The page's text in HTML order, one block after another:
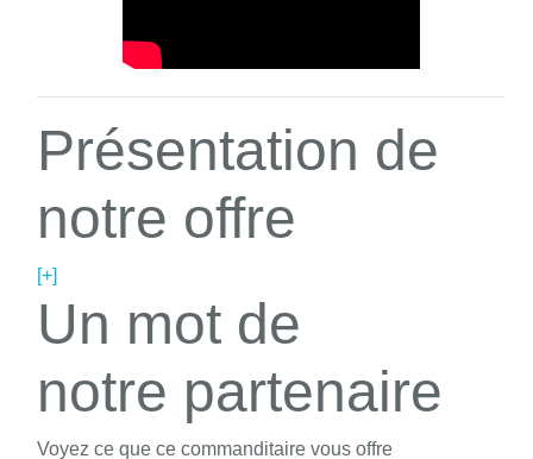
Présentation de
notre offre
[+]
Un mot de
notre partenaire
Voyez ce que ce commanditaire vous offre